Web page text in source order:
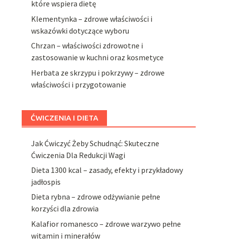
które wspiera dietę
Klementynka – zdrowe właściwości i
wskazówki dotyczące wyboru
Chrzan – właściwości zdrowotne i
zastosowanie w kuchni oraz kosmetyce
Herbata ze skrzypu i pokrzywy – zdrowe
właściwości i przygotowanie
ĆWICZENIA I DIETA
Jak Ćwiczyć Żeby Schudnąć: Skuteczne
Ćwiczenia Dla Redukcji Wagi
Dieta 1300 kcal – zasady, efekty i przykładowy
jadłospis
Dieta rybna – zdrowe odżywianie pełne
korzyści dla zdrowia
Kalafior romanesco – zdrowe warzywo pełne
witamin i minerałów